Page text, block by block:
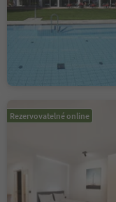
Rezervovatelné online